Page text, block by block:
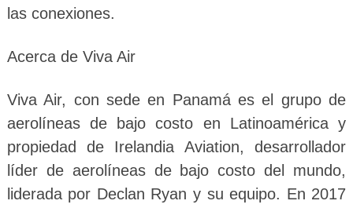
las conexiones.
Acerca de Viva Air
Viva Air, con sede en Panamá es el grupo de
aerolíneas de bajo costo en Latinoamérica y
propiedad de Irelandia Aviation, desarrollador
líder de aerolíneas de bajo costo del mundo,
liderada por Declan Ryan y su equipo. En 2017